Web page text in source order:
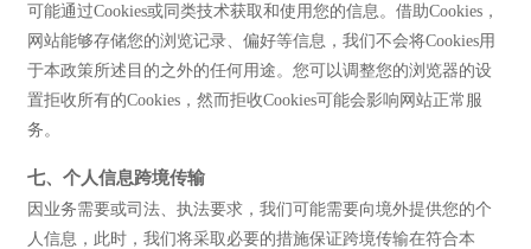
可能通过Cookies或同类技术获取和使用您的信息。借助Cookies，
网站能够存储您的浏览记录、偏好等信息，我们不会将Cookies用
于本政策所述目的之外的任何用途。您可以调整您的浏览器的设
置拒收所有的Cookies，然而拒收Cookies可能会影响网站正常服
务。
七、个人信息跨境传输
因业务需要或司法、执法要求，我们可能需要向境外提供您的个
人信息，此时，我们将采取必要的措施保证跨境传输在符合本